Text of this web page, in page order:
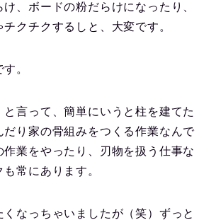
、ボードの粉だらけになったり、
クチクするしと、大変です。
。
言って、簡単にいうと柱を建てた
だり家の骨組みをつくる作業なんで
業をやったり、刃物を扱う仕事な
常にあります。
くなっちゃいましたが（笑）ずっと